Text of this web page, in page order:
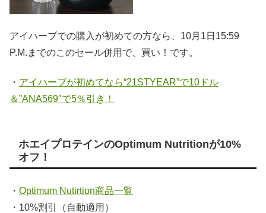
アイハーブでの購入が初めての方なら、10月1日15:59
P.M.までのこのセール併用で、買い！です。
・ アイハーブが初めてなら“21STYEAR”で10ドル
＆”ANA569″で5％引き！
ホエイプロテインのOptimum Nutritionが10%
オフ！
・ Optimum Nutirtion商品一覧
・10%割引（自動適用）